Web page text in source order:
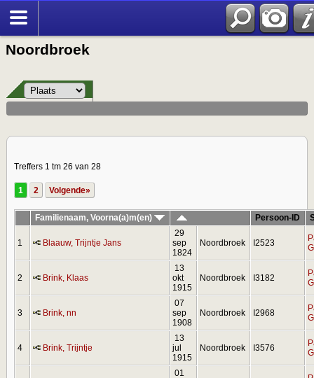
Noordbroek
Treffers 1 tm 26 van 28
1 2 Volgende»
Familienaam, Voorna(a)m(en) Persoon-ID
1 Blaauw, Trijntje Jans
29
sep
1824
Noordbroek I2523
2 Brink, Klaas
13
okt
1915
Noordbroek I3182
3 Brink, nn
07
sep
1908
Noordbroek I2968
4 Brink, Trijntje
13
jul
1915
Noordbroek I3576
01